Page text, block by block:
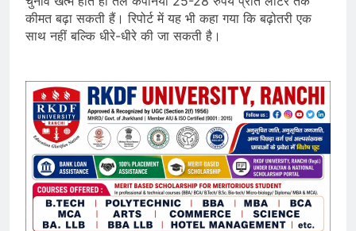
कीमत बढ़ा सकती हैं। रिपोर्ट में यह भी कहा गया कि बढ़ोतरी एक
साथ नहीं बल्कि धीरे-धीरे की जा सकती है।